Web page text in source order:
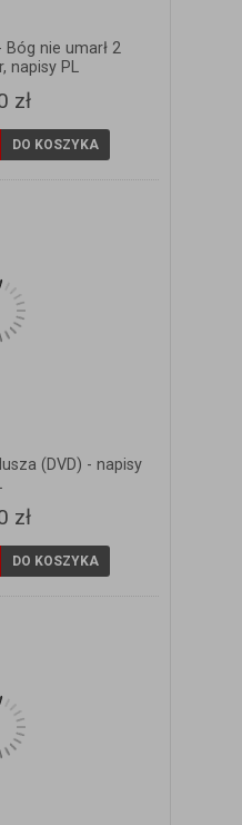
nie umarł 2
napisy PL
zł
DO KOSZYKA
(DVD) - napisy
zł
DO KOSZYKA